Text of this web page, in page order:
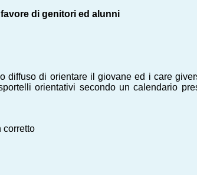
di genitori ed alunni
di orientare il giovane ed i care
orientativi secondo un calendario
corretto